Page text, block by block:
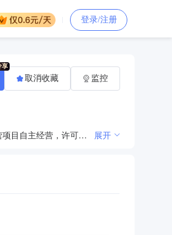
登录/注册
一般项目：各类工程建设活动；体育场地设施工程施工（除许可业务外，可自主依法经营法律法规非禁止或限制的项目）（一般经营项目自主经营，许可经营项目凭相关许可证或者批准文件经营）（依法须经批准的项目，经相关部门批准后方可开展经营活动。） 展开
取消收藏 监控